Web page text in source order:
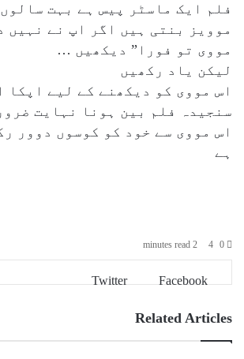
فلم ایک ماسٹر پیس ہے بہت
موویز بنتی ہیں اگر اپ نے نہیں
مووی تو فورا” دیکھیں …
لیکن یاد رکھیں
اس مووی کو دیکھنے کے لیے اپکا
سنجیدہ فلم بین ہونا نہایت
اس مووی سے خود کو کوسوں دوور
ہے
0
4
Facebook
Twitter
Related Articles